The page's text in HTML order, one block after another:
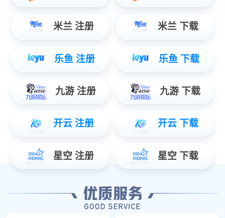
星空电竞智能